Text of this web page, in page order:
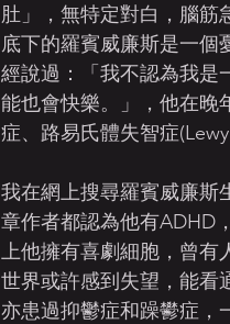
肚」，無特定對白，腦筋
底下的羅賓威廉斯是一個
經說過：「我不認為我是
能也會快樂。」，他在晚
症、路易氏體失智症
我在網上搜尋羅賓威廉斯
章作者都認為他有ADHD
上他擁有喜劇細胞，曾有
世界或許感到失望，能看
亦患過抑鬱症和躁鬰症，